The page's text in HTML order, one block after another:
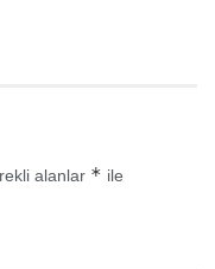
alanlar * ile